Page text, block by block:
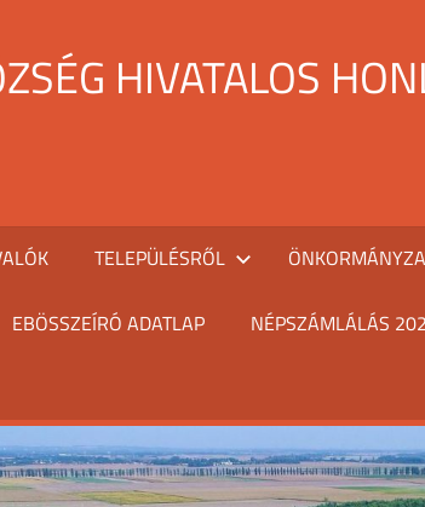
HIVATALOS
TELEPÜLÉSRŐL
EBÖSSZEÍRÓ ADATLAP NÉPSZÁMLÁLÁS